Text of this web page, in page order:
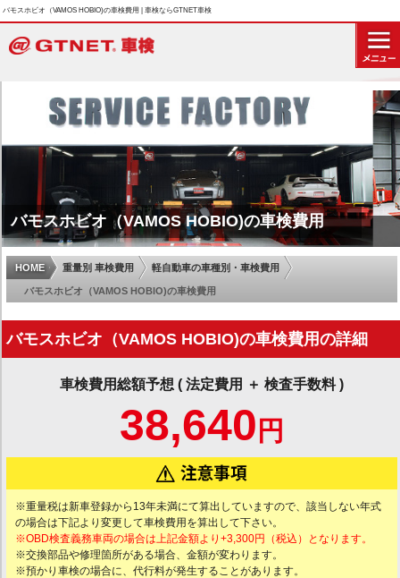
バモスホビオ（VAMOS HOBIO)の車検費用 | 車検ならGTNET車検
バモスホビオ（VAMOS HOBIO)の車検費用
HOME 重量別 車検費用 軽自動車の車種別・車検費用
バモスホビオ（VAMOS HOBIO)の車検費用
バモスホビオ（VAMOS HOBIO)の車検費用の詳細
車検費用総額予想 ( 法定費用 ＋ 検査手数料 )
38,640 円
※重量税は新車登録から13年未満にて算出していますので、該当しない年式
の場合は下記より変更して車検費用を算出して下さい。
※OBD検査義務車両の場合は上記金額より+3,300円（税込）となります。
※交換部品や修理箇所がある場合、金額が変わります。
※預かり車検の場合に、代行料が発生することがあります。